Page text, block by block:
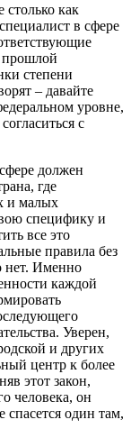
столько как
в сфере
прошлой
степени
– давайте
уровне,
с
должен
где
и малых
специфику и
все это
правила без
нет. Именно
каждой
Уверен,
и других
центр к более
этот закон,
человека, он
спасется один там,